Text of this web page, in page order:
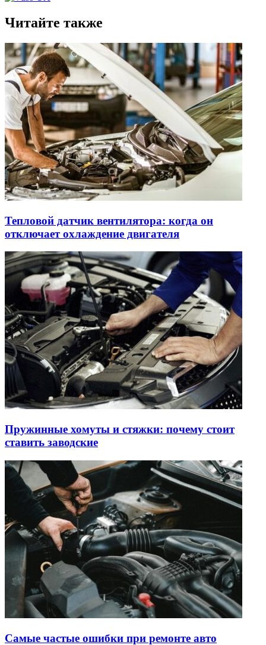
Читайте также
Тепловой датчик вентилятора: когда он
отключает охлаждение двигателя
Пружинные хомуты и стяжки: почему стоит
ставить заводские
Самые частые ошибки при ремонте авто